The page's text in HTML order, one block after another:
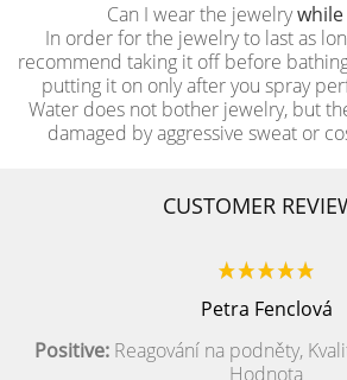
Can I wear the jewelry
In order for the jewelry to last as
recommend taking it off before
putting it on only after you spray
Water does not bother jewelry, but
damaged by aggressive sweat or
CUSTOMER
Petra Fenclová
Positive: Reagování na podněty,
Hodnota